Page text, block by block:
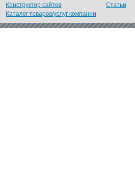
Конструктор сайтов
Каталог товаров/услуг компании
Статьи